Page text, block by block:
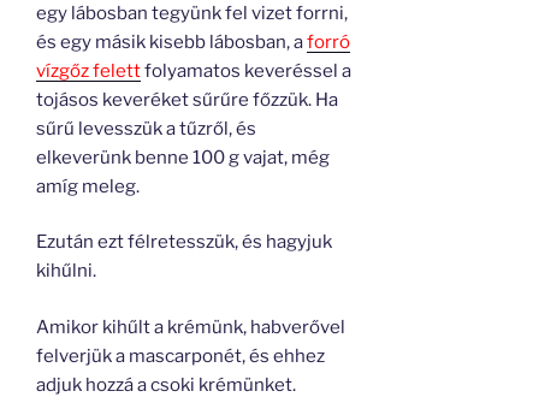
egy lábosban tegyünk fel vizet forrni,
és egy másik kisebb lábosban, aforró
vízgőz felettfolyamatos keveréssel a
tojásos keveréket sűrűre főzzük. Ha
sűrű levesszük a tűzről, és
elkeverünk benne 100 g vajat, még
amíg meleg.
Ezután ezt félretesszük, és hagyjuk
kihűlni.
Amikor kihűlt a krémünk, habverővel
felverjük a mascarponét, és ehhez
adjuk hozzá a csoki krémünket.